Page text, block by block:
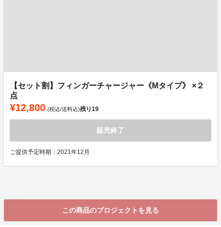
【セット割】フィンガーチャージャー《Mタイプ》 ×２
点
¥12,800 (税込/送料込)残り19
販売終了
ご提供予定時期：2021年12月
この商品のプロジェクトを見る